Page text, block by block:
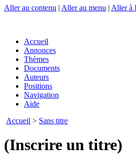
Aller au contenu | Aller au menu | Aller à
Accueil
Annonces
Thèmes
Documents
Auteurs
Positions
Navigation
Aide
Accueil > Sans titre
(Inscrire un titre)